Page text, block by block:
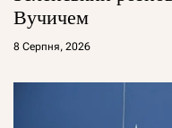
Вучичем
8 Серпня, 2026